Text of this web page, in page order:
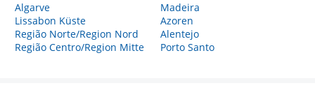
Algarve
Lissabon Küste
Região Norte/Region Nord
Região Centro/Region Mitte
Madeira
Azoren
Alentejo
Porto Santo